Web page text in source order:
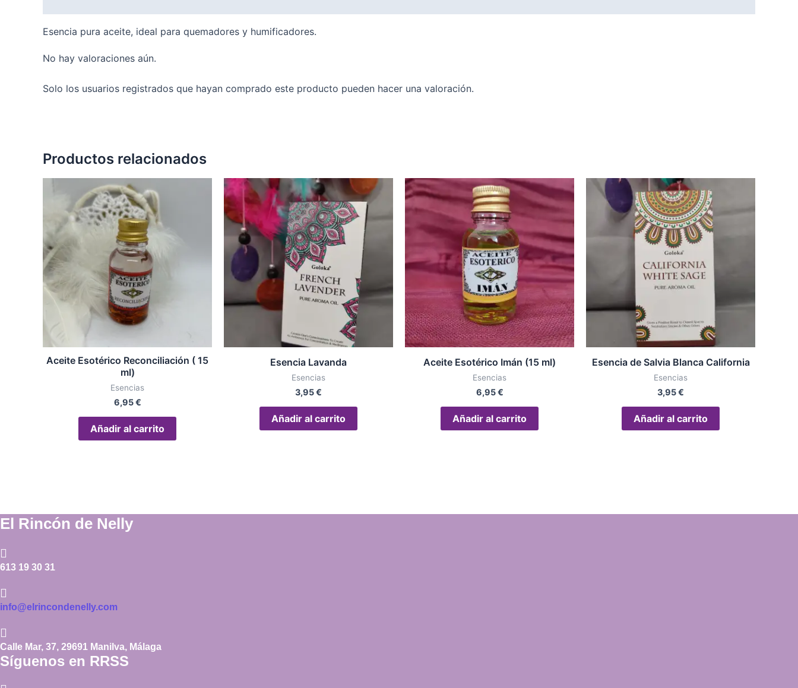
Esencia pura aceite, ideal para quemadores y humificadores.
No hay valoraciones aún.
Solo los usuarios registrados que hayan comprado este producto pueden hacer una valoración.
Productos relacionados
Aceite Esotérico Reconciliación ( 15
ml)
Esencias
6,95€
Añadir al carrito
Esencia Lavanda
Esencias
3,95€
Añadir al carrito
Aceite Esotérico Imán (15 ml)
Esencias
6,95€
Añadir al carrito
Esencia de Salvia Blanca California
Esencias
3,95€
Añadir al carrito
El Rincón de Nelly
613 19 30 31
info@elrincondenelly.com
Calle Mar, 37, 29691 Manilva, Málaga
Síguenos en RRSS